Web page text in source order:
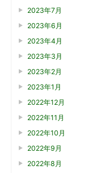
2023年7月
2023年6月
2023年4月
2023年3月
2023年2月
2023年1月
2022年12月
2022年11月
2022年10月
2022年9月
2022年8月